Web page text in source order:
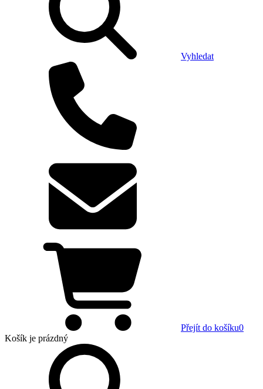
Vyhledat
Přejít do košíku0
Košík je prázdný